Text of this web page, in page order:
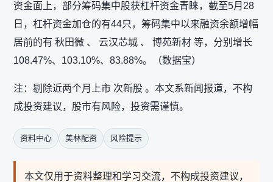
资金面上，部分筹码集中股获杠杆资金青睐，截至5月28
日，杠杆资金加仓的有44只，筹码集中以来融资余额增幅
居前的有 秋田微 、 云汉芯城 、 博苑新材 等，分别增长
108.47%、103.10%、83.88%。（数据宝）
注：剔除近两个月上市 次新股 。本文系新闻报道，不构
成投资建议，股市有风险，投资需谨慎。
资料中心 美林配资 风险提示
本文仅用于资料整理和学习交流，不构成投资建议，